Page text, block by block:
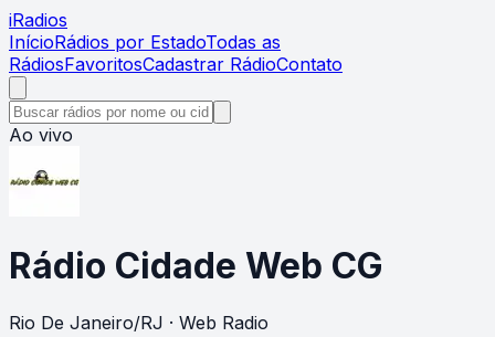
iRadios
InícioRádios por EstadoTodas as
RádiosFavoritosCadastrar RádioContato
Ao vivo
Rádio Cidade Web CG
Rio De Janeiro/RJ · Web Radio